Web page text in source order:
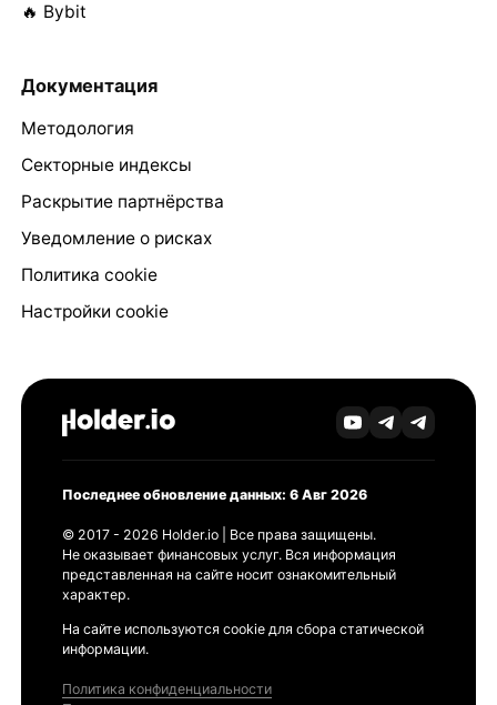
🔥 Bybit
Документация
Методология
Секторные индексы
Раскрытие партнёрства
Уведомление о рисках
Политика cookie
Настройки cookie
Последнее обновление данных: 6 Авг 2026
© 2017 - 2026 Holder.io | Все права защищены.
Не оказывает финансовых услуг. Вся информация
представленная на сайте носит ознакомительный
характер.
На сайте используются cookie для сбора статической
информации.
Политика конфиденциальности